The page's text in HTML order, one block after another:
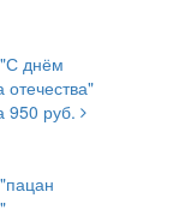
днём
отечества"
950 руб.